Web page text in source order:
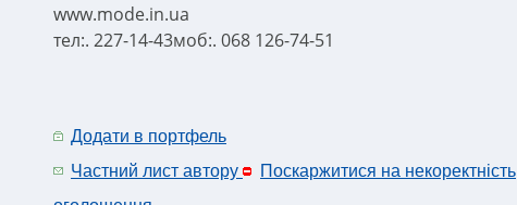
www.mode.in.ua
тел:. 227-14-43моб:. 068 126-74-51
Додати в портфель
Частний лист автору
Поскаржитися на некоректність